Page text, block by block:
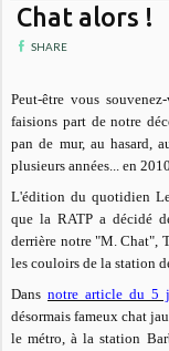
Chat alors !
SHARE
Peut-être vous
faisions part de notre
pan de mur, au hasard,
plusieurs années... en
L'édition du quotidien
que la RATP a décidé
derrière notre "M. Chat",
les couloirs de la station
Dansnotre article du 5
désormais fameux chat
le métro, à la station